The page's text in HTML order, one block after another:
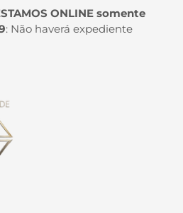
ONLINE somente
: Não haverá expediente